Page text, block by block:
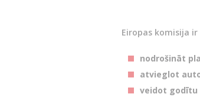
Eiropas komisija
nodrošināt
atvieglot
veidot godītu